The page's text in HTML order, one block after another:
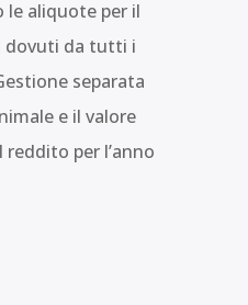
le aliquote per il
dovuti da tutti i
separata
e il valore
per l’anno